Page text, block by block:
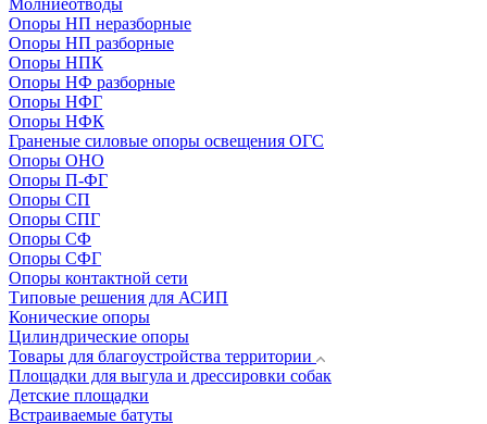
Молниеотводы
Опоры НП неразборные
Опоры НП разборные
Опоры НПК
Опоры НФ разборные
Опоры НФГ
Опоры НФК
Граненые силовые опоры освещения ОГС
Опоры ОНО
Опоры П-ФГ
Опоры СП
Опоры СПГ
Опоры СФ
Опоры СФГ
Опоры контактной сети
Типовые решения для АСИП
Конические опоры
Цилиндрические опоры
Товары для благоустройства территории
Площадки для выгула и дрессировки собак
Детские площадки
Встраиваемые батуты